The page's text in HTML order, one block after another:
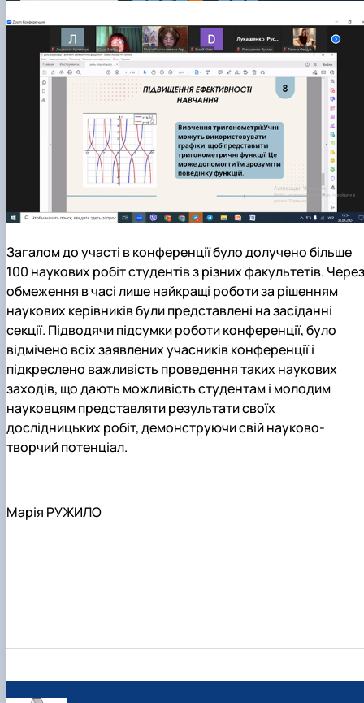
Загалом до участі в конференції було долучено більше
100 наукових робіт студентів з різних факультетів. Через
обмеження в часі лише найкращі роботи за рішенням
наукових керівників були представлені на засіданні
секції. Підводячи підсумки роботи конференції, було
відмічено всіх заявлених учасників конференції і
підкреслено важливість проведення таких наукових
заходів, що дають можливість студентам і молодим
науковцям представляти результати своїх
дослідницьких робіт, демонструючи свій науково-
творчий потенціал.
Марія РУЖИЛО